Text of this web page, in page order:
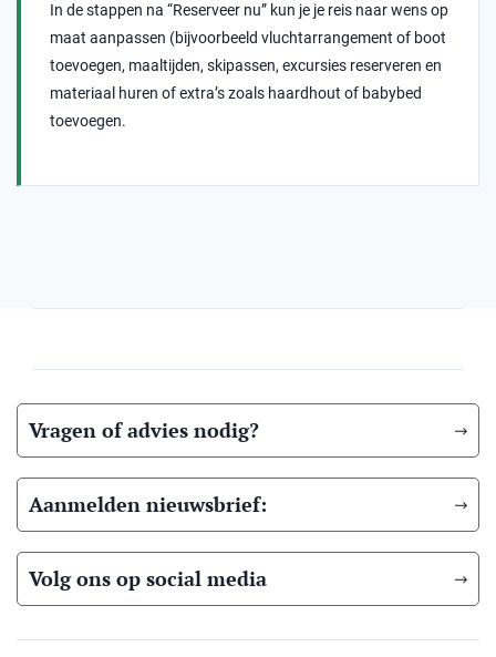
In de stappen na “Reserveer nu” kun je je reis naar wens op
maat aanpassen (bijvoorbeeld vluchtarrangement of boot
toevoegen, maaltijden, skipassen, excursies reserveren en
materiaal huren of extra’s zoals haardhout of babybed
toevoegen.
Vragen of advies nodig?
Aanmelden nieuwsbrief:
Volg ons op social media